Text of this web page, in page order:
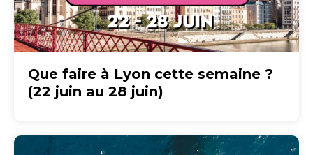
Que faire à Lyon cette semaine ?
(22 juin au 28 juin)